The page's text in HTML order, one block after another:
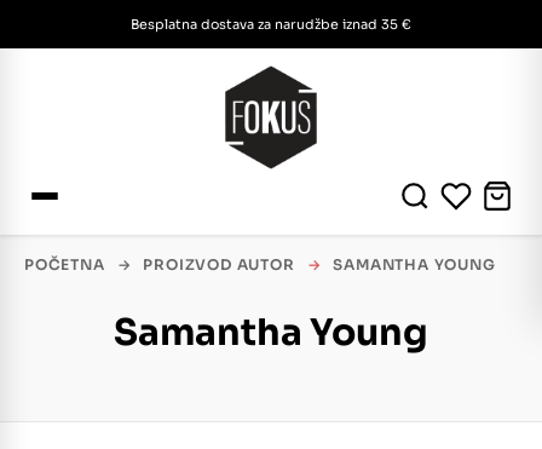
Besplatna dostava za narudžbe iznad 35 €
POČETNA → PROIZVOD AUTOR → SAMANTHA YOUNG
Samantha Young